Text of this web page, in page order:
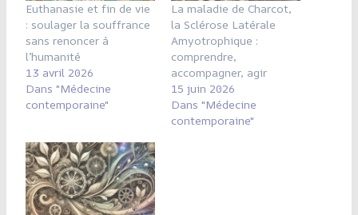
Euthanasie et fin de vie
: soulager la souffrance
sans renoncer à
l’humanité
13 avril 2026
Dans "Médecine
contemporaine"
La maladie de Charcot,
la Sclérose Latérale
Amyotrophique :
comprendre,
accompagner, agir
15 juin 2026
Dans "Médecine
contemporaine"